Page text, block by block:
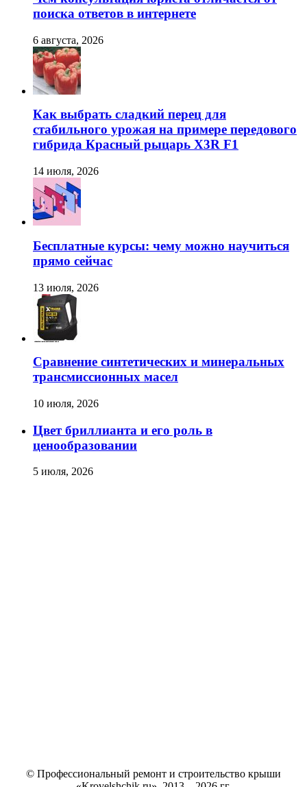
поиска ответов в интернете
6 августа, 2026
Как выбрать сладкий перец для
стабильного урожая на примере передового
гибрида Красный рыцарь X3R F1
14 июля, 2026
Бесплатные курсы: чему можно научиться
прямо сейчас
13 июля, 2026
Сравнение синтетических и минеральных
трансмиссионных масел
10 июля, 2026
Цвет бриллианта и его роль в
ценообразовании
5 июля, 2026
© Профессиональный ремонт и строительство крыши